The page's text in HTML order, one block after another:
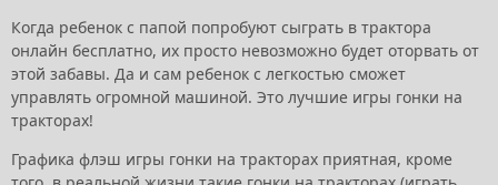
Когда ребенок с папой попробуют сыграть в трактора
онлайн бесплатно, их просто невозможно будет оторвать от
этой забавы. Да и сам ребенок с легкостью сможет
управлять огромной машиной. Это лучшие игры гонки на
тракторах!
Графика флэш игры гонки на тракторах приятная, кроме